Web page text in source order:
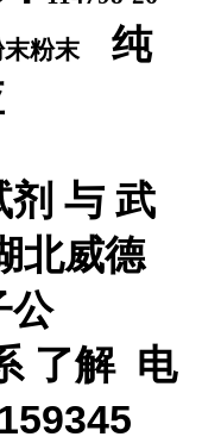
粉末纯
剂 与 武
北威德
公
了解 电